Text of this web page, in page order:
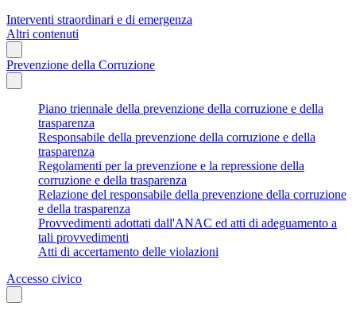
Interventi straordinari e di emergenza
Altri contenuti
Prevenzione della Corruzione
Piano triennale della prevenzione della corruzione e della
trasparenza
Responsabile della prevenzione della corruzione e della
trasparenza
Regolamenti per la prevenzione e la repressione della
corruzione e della trasparenza
Relazione del responsabile della prevenzione della corruzione
e della trasparenza
Provvedimenti adottati dall'ANAC ed atti di adeguamento a
tali provvedimenti
Atti di accertamento delle violazioni
Accesso civico